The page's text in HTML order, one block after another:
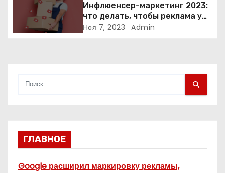
с
Инфлюенсер-маркетинг 2023:
что делать, чтобы реклама у
блогеров работала?
Ноя 7, 2023 Admin
ГЛАВНОЕ
Google расширил маркировку рекламы,